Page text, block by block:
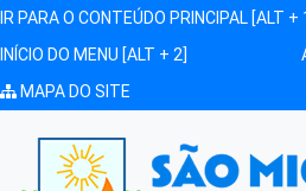
IR PARA O CONTEÚDO PRINCIPAL [ALT +
INÍCIO DO MENU [ALT + 2]
MAPA DO SITE